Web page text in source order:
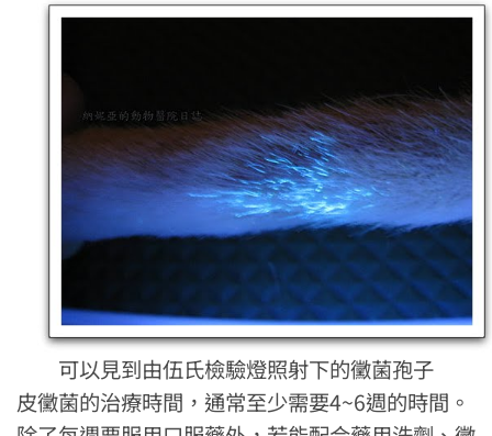
可以見到由伍氏檢驗燈照射下的黴菌孢子
皮黴菌的治療時間，通常至少需要4~6週的時間。